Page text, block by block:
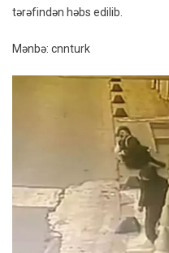
tərəfindən həbs edilib.
Mənbə: cnnturk